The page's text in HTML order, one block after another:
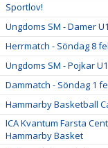
Sportlov!
Ungdoms SM - Damer
Herrmatch - Söndag 8
Ungdoms SM - Pojkar
Dammatch - Söndag 1
Hammarby Basketball
ICA Kvantum Farsta
Hammarby Basket